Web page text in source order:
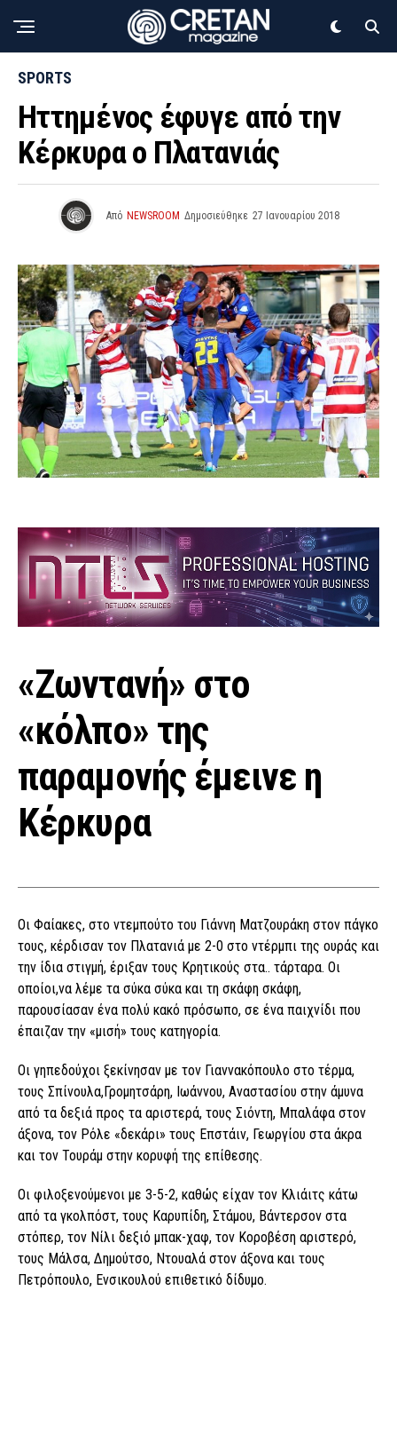
SPORTS
Ηττημένος έφυγε από την
Κέρκυρα ο Πλατανιάς
Από NEWSROOM Δημοσιεύθηκε 27 Ιανουαρίου 2018
«Ζωντανή» στο
«κόλπο» της
παραμονής έμεινε η
Κέρκυρα
Οι Φαίακες, στο ντεμπούτο του Γιάννη Ματζουράκη στον πάγκο
τους, κέρδισαν τον Πλατανιά με 2-0 στο ντέρμπι της ουράς και
την ίδια στιγμή, έριξαν τους Κρητικούς στα.. τάρταρα. Οι
οποίοι,να λέμε τα σύκα σύκα και τη σκάφη σκάφη,
παρουσίασαν ένα πολύ κακό πρόσωπο, σε ένα παιχνίδι που
έπαιζαν την «μισή» τους κατηγορία.
Οι γηπεδούχοι ξεκίνησαν με τον Γιαννακόπουλο στο τέρμα,
τους Σπίνουλα,Γρομητσάρη, Ιωάννου, Αναστασίου στην άμυνα
από τα δεξιά προς τα αριστερά, τους Σιόντη, Μπαλάφα στον
άξονα, τον Ρόλε «δεκάρι» τους Επστάιν, Γεωργίου στα άκρα
και τον Τουράμ στην κορυφή της επίθεσης.
Οι φιλοξενούμενοι με 3-5-2, καθώς είχαν τον Κλιάιτς κάτω
από τα γκολπόστ, τους Καρυπίδη, Στάμου, Βάντερσον στα
στόπερ, τον Νίλι δεξιό μπακ-χαφ, τον Κοροβέση αριστερό,
τους Μάλσα, Δημούτσο, Ντουαλά στον άξονα και τους
Πετρόπουλο, Ενσικουλού επιθετικό δίδυμο.